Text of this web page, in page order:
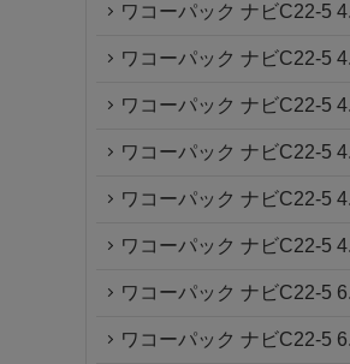
ワコーパック ナビC22-5
ワコーパック ナビC22-5
ワコーパック ナビC22-5
ワコーパック ナビC22-5
ワコーパック ナビC22-5
ワコーパック ナビC22-5
ワコーパック ナビC22-5
ワコーパック ナビC22-5